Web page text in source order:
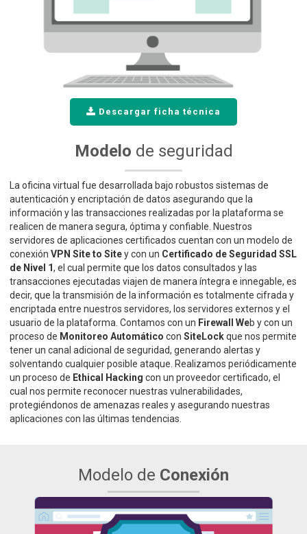
Descargar ficha técnica
Modelo de seguridad
La oficina virtual fue desarrollada bajo robustos sistemas de
autenticación y encriptación de datos asegurando que la
información y las transacciones realizadas por la plataforma se
realicen de manera segura, óptima y confiable. Nuestros
servidores de aplicaciones certificados cuentan con un modelo de
conexión VPN Site to Sitey con un Certificado de Seguridad SSL
de Nivel 1, el cual permite que los datos consultados y las
transacciones ejecutadas viajen de manera íntegra e innegable, es
decir, que la transmisión de la información es totalmente cifrada y
encriptada entre nuestros servidores, los servidores externos y el
usuario de la plataforma. Contamos con un Firewall Web y con un
proceso de Monitoreo Automático con SiteLockque nos permite
tener un canal adicional de seguridad, generando alertas y
solventando cualquier posible ataque. Realizamos periódicamente
un proceso de Ethical Hacking con un proveedor certificado, el
cual nos permite reconocer nuestras vulnerabilidades,
protegiéndonos de amenazas reales y asegurando nuestras
aplicaciones con las últimas tendencias.
Modelo de Conexión